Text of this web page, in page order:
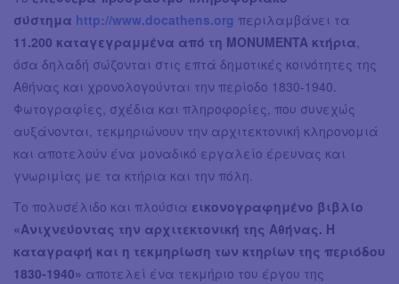
σύστημα http://www.docathens.org περιλαμβάνει τα
11.200 καταγεγραμμένα από τη MONUMENTA κτήρια,
όσα δηλαδή σώζονται στις επτά δημοτικές κοινότητες της
Αθήνας και χρονολογούνται την περίοδο 1830-1940.
Φωτογραφίες, σχέδια και πληροφορίες, που συνεχώς
αυξάνονται, τεκμηριώνουν την αρχιτεκτονική κληρονομιά
και αποτελούν ένα μοναδικό εργαλείο έρευνας και
γνωριμίας με τα κτήρια και την πόλη.
Το πολυσέλιδο και πλούσια εικονογραφημένο βιβλίο
«Ανιχνεύοντας την αρχιτεκτονική της Αθήνας. Η
καταγραφή και η τεκμηρίωση των κτηρίων της περιόδου
1830-1940» αποτελεί ένα τεκμήριο του έργου της